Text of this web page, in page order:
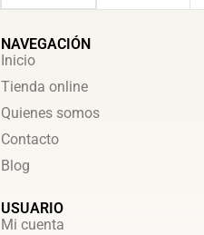
NAVEGACIÓN
Inicio
Tienda online
Quienes somos
Contacto
Blog
USUARIO
Mi cuenta